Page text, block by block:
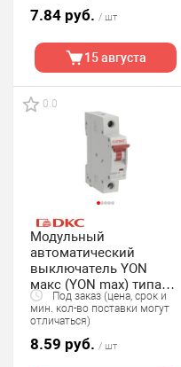
7.84 руб. / шт
15 августа
0.0
Модульный
автоматический
выключатель YON
макс (YON max) типа
MD63, 1 полюс, хар-ка
C, 3А, 4,5кА DKC
Под заказ (цена, срок и
мин. кол-во поставки могут
отличаться)
8.59 руб. / шт